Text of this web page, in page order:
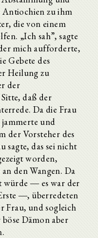
Antiochien zu ihm
die von einem
„Ich sah”, sagte
mich aufforderte,
Gebete des
Heilung zu
der
daß der
Da die Frau
und
der Vorsteher des
sagte, das sei nicht
worden,
den Wangen. Da
würde ― es war der
―, überredeten
Frau, und sogleich
Dämon aber